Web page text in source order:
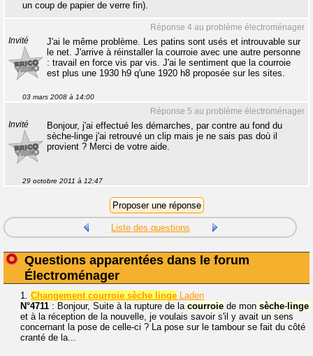
un coup de papier de verre fin).
Réponse 4 au problème électroménager
Invité
J'ai le même problème. Les patins sont usés et introuvable sur
le net. J'arrive à réinstaller la courroie avec une autre personne
: travail en force vis par vis. J'ai le sentiment que la courroie
est plus une 1930 h9 q'une 1920 h8 proposée sur les sites.
03 mars 2008 à 14:00
Réponse 5 au problème électroménager
Invité
Bonjour, j'ai effectué les démarches, par contre au fond du
sèche-linge j'ai retrouvé un clip mais je ne sais pas doù il
provient ? Merci de votre aide.
29 octobre 2011 à 12:47
Liste des questions
Questions apparentées dans le forum
Électroménager
1. Changement courroie sèche linge Laden
N°4711 : Bonjour, Suite à la rupture de la courroie de mon sèche- linge
et à la réception de la nouvelle, je voulais savoir s'il y avait un sens
concernant la pose de celle-ci ? La pose sur le tambour se fait du côté
cranté de la...